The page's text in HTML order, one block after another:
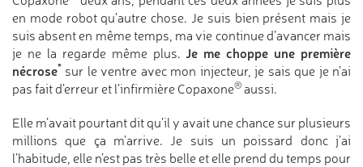
en mode robot qu’autre chose. Je suis bien présent mais je
suis absent en même temps, ma vie continue d’avancer mais
je ne la regarde même plus.Je me choppe une première
nécrose* sur le ventre avec mon injecteur, je sais que je n’ai
pas fait d’erreur et l’infirmière Copaxone® aussi.
Elle m’avait pourtant dit qu’il y avait une chance sur plusieurs
millions que ça m’arrive. Je suis un poissard donc j’ai
l’habitude, elle n’est pas très belle et elle prend du temps pour